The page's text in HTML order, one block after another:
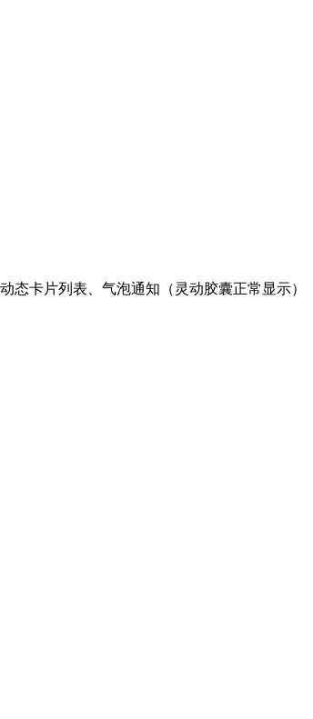
卡片列表、气泡通知（灵动胶囊正常显示）